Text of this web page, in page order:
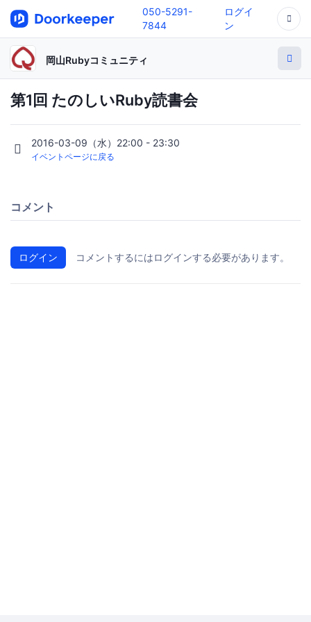
050-5291-
7844
ログイ
ン
岡山Rubyコミュニティ
第1回 たのしいRuby読書会
2016-03-09（水）22:00 - 23:30
イベントページに戻る
コメント
ログイン コメントするにはログインする必要があります。